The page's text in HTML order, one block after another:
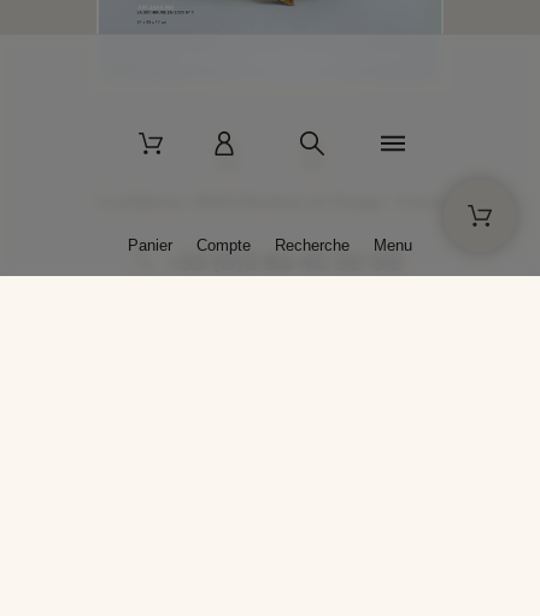
+33 (0)3 86 45 50 00
Panier Compte Recherche Menu